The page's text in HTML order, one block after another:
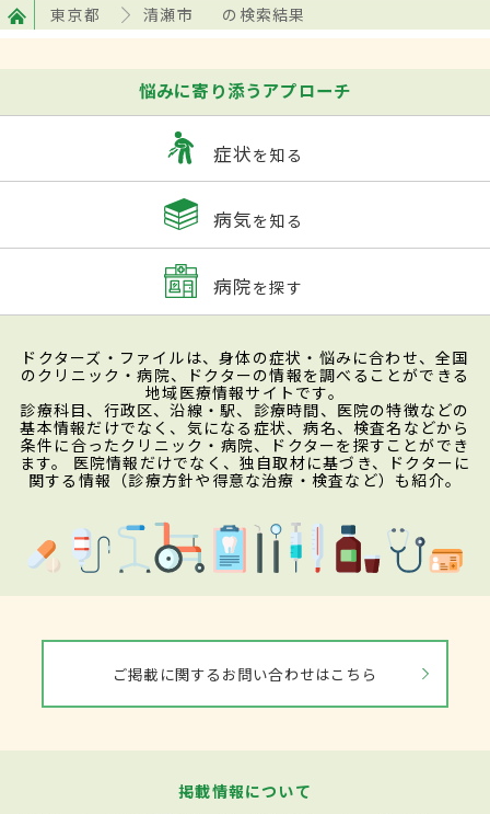
東京都 清瀬市 の検索結果
悩みに寄り添うアプローチ
症状を知る
病気を知る
病院を探す
ドクターズ・ファイルは、身体の症状・悩みに合わせ、全国
のクリニック・病院、ドクターの情報を調べることができる
地域医療情報サイトです。
診療科目、行政区、沿線・駅、診療時間、医院の特徴などの
基本情報だけでなく、気になる症状、病名、検査名などから
条件に合ったクリニック・病院、ドクターを探すことができ
ます。 医院情報だけでなく、独自取材に基づき、ドクターに
関する情報（診療方針や得意な治療・検査など）も紹介。
ご掲載に関するお問い合わせはこちら
掲載情報について